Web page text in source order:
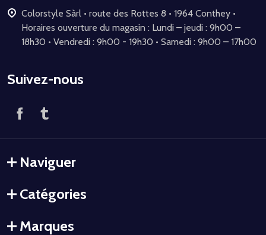
Colorstyle Sàrl • route des Rottes 8 • 1964 Conthey •
Horaires ouverture du magasin : Lundi – jeudi : 9h00 –
18h30 • Vendredi : 9h00 - 19h30 • Samedi : 9h00 – 17h00
Suivez-nous
Naviguer
Catégories
Marques